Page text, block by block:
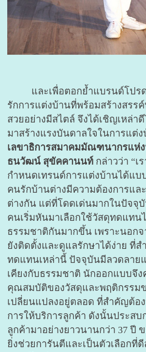
และเพื่อตอกย้ำแบรนด์โปรด
รักการแต่งบ้านที่พร้อมสร้างสรร
สวยอย่างมีสไตล์ จึงได้เชิญเหล่า
มาสร้างแรงบันดาลใจในการแต่
เลขาธิการสมาคมมัณฑนากรแห่ง
ธนวัฒน์ สุขัคคานนท์ กล่าวว่า “เ
กำหนดเทรนด์การแต่งบ้านได้แบ
คนรักบ้านต่างมีความต้องการแล
ต่างกัน แต่ที่โดดเด่นมากในปัจจุ
คนเริ่มหันมาเลือกใช้วัสดุทดแทน
ธรรมชาติกันมากขึ้น เพราะนอกจ
ยังติดตั้งและดูแลรักษาได้ง่าย ที่
ทดแทนเหล่านี้ ปัจจุบันมีลวดลาย
เคียงกับธรรมชาติ นักออกแบบจึง
คุณสมบัติของวัสดุและพฤติกรรม
เปลี่ยนแปลงอยู่ตลอด ที่สำคัญต้อ
การให้บริการลูกค้า ดังนั้นประส
ลูกค้ามาอย่างยาวนานกว่า 37 ปี
ยิ่งช่วยการันตีและเป็นตัวเลือกที่